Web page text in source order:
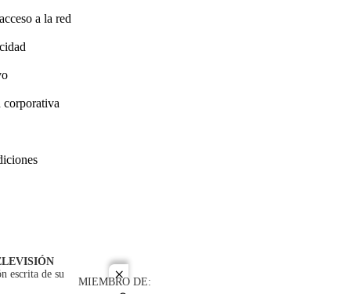
close
a la red
corporativa
escrita de su
MIEMBRO DE: